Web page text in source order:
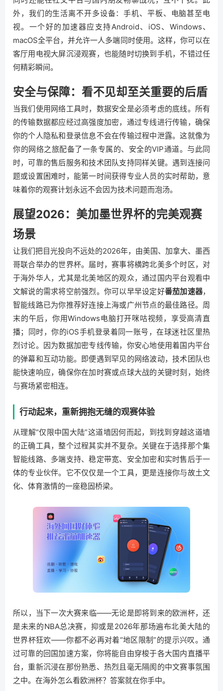
外，我们的生活离不开多设备：手机、平板、电脑甚至电
视。一个好的加速器应支持Android、iOS、Windows、
macOS全平台，并允许一人多端同时使用。这样，你可以在
客厅用电视大屏沉浸观赛，也能随时切换到手机，不错过任
何精彩瞬间。
安全与保障：看不见却至关重要的后盾
当我们使用网络工具时，数据安全是必须考虑的底线。所有
的传输数据都应经过高强度加密，通过专线进行传输，确保
你的个人隐私和登录信息不会在传输过程中泄露。这就像为
你的网络之旅配备了一条专属的、安全的VIP通道。与此同
时，可靠的售后服务和技术团队支持同样关键。遇到连接问
题或设置困难时，能第一时间获得专业人员的实时帮助，意
味着你的观赛计划永远不会因为技术问题而泡汤。
展望2026：美加墨世界杯的完美观赛
场景
让我们把目光投向不远处的2026年，由美国、加拿大、墨西
哥联合举办的世界杯。届时，赛事将横跨北美多个时区，对
于海外华人，尤其是北美地区的观众，通过国内平台观看中
文解说的需求将空前强烈。你可以早早设定好番茄加速器，
智能线路已为你推荐好连接上海或广州节点的最佳路径。周
末的午后，你用Windows电脑打开咪咕视频，享受高清直
播；同时，你的iOS手机登录着同一账号，在球迷社区里热
烈讨论。因为数据加密专线传输，你安心地使用着国内平台
的弹幕和互动功能。即便遇到罕见的网络波动，技术团队也
能快速响应，确保你在加时赛或点球大战的关键时刻，始终
与赛场紧密相连。
行动起来，重新拥抱无缝的观赛体验
从理解“仅限中国大陆”这道墙因何而起，到找到穿越这道墙
的正确工具，整个过程其实并不复杂。关键在于选择那个集
智能线路、多端支持、稳定带宽、安全加密和实时售后于一
体的专业伙伴。它不仅仅是一个工具，更是连接你与故土文
化、体育激情的一座稳固桥梁。
所以，当下一次大赛来临——无论是即将到来的欧洲杯，还
是未来的NBA总决赛，抑或是2026年那场遍布北美大陆的
世界杯狂欢——你都不必再对着“地区限制”的提示兴叹。通
过可靠的回国加速方案，你将能自由穿梭于各大国内直播平
台，重新沉浸在那份熟悉、热烈且毫无隔阂的中文赛事氛围
之中。在海外怎么看欧洲杯？答案就在你手中。